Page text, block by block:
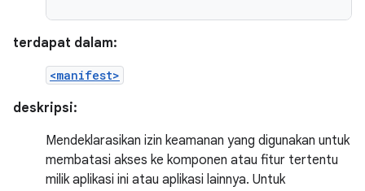
terdapat dalam:
<manifest>
deskripsi:
Mendeklarasikan izin keamanan yang digunakan untuk
membatasi akses ke komponen atau fitur tertentu
milik aplikasi ini atau aplikasi lainnya. Untuk